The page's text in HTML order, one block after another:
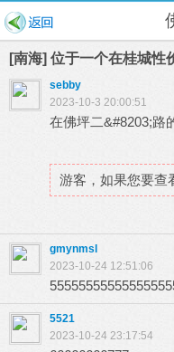
[南海] 位于一个在桂城性
sebby
2023-10-3 20:00:51
在佛坪二&#8203;路
游客，如果您要查
gmynmsl
2023-10-24 12:51:06
5521
2023-10-24 23:17:54